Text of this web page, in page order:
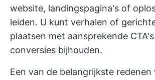
website, landingspagina's of
leiden. U kunt verhalen of
plaatsen met aansprekende
conversies bijhouden.
Een van de belangrijkste redenen